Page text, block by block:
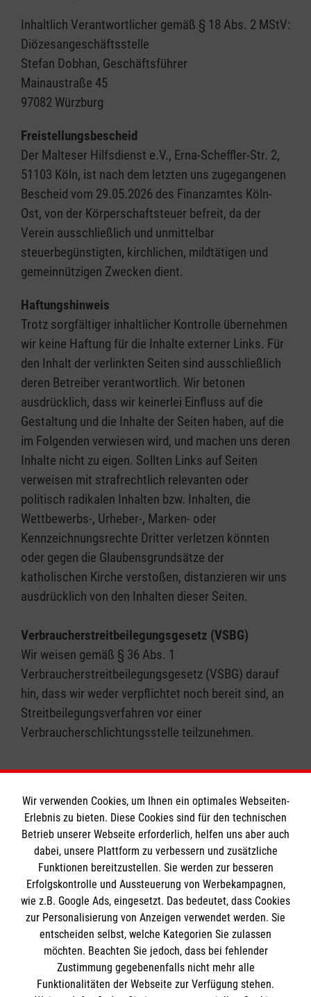
Inhaltlich Verantwortlicher gemäß § 18 Abs. 2 MStV:
Diözesangeschäftsstelle
Stefan Dobhan, Geschäftsführer
Mainaustraße 45
97082 Würzburg
Freistellungsbescheid
Der Malteser Hilfsdienst e.V., Erna-Scheffler-Str. 2,
51103 Köln, ist nach dem letzten uns zugegangenen
Bescheid vom 29.05.2026 des Finanzamtes Köln-
Ost, von der Körperschaftsteuer befreit, da der
Verein ausschließlich und unmittelbar
steuerbegünstigten, kirchlichen, mildtätigen und
gemeinnützigen Zwecken dient.
Haftungshinweis
Trotz sorgfältiger inhaltlicher Kontrolle übernehmen
wir keine Haftung für die Inhalte externer Links. Für
den Inhalt der verlinkten Seiten sind ausschließlich
deren Betreiber verantwortlich. Wir betonen
ausdrücklich, dass wir keinerlei Einfluss auf die
Gestaltung und die Inhalte der Seiten haben, auf die
im Folgenden verwiesen wird, und machen uns deren
Inhalte nicht zu eigen. Sollten Links auf Seiten
verweisen mit strafrechtlich relevanten oder
politisch radikalen Inhalten bzw. Inhalten, die
Wettbewerbs-, Urheber-, Marken- oder
Kennzeichnungsrechte Dritter verletzen könnten
oder gegen die Glaubensgrundsätze der
katholischen Kirche verstoßen, distanzieren wir uns
ausdrücklich von den Inhalten dieser Seiten.
Verbraucherstreitbeilegungsgesetz (VSBG)
Wir weisen gemäß § 36 Abs. 1
Verbraucherstreitbeilegungsgesetz (VSBG) darauf
hin, dass wir weder verpflichtet noch bereit sind, an
Streitbeilegungsverfahren vor einer
Verbraucherschlichtungsstelle teilzunehmen.
Informationen
Impressum
Datenschutz
Kontakt
Die Malteser
Malteser in Deutschland
Malteserorden
Spendenkonto
Wir verwenden Cookies, um Ihnen ein optimales Webseiten-
Erlebnis zu bieten. Diese Cookies sind für den technischen
Betrieb unserer Webseite erforderlich, helfen uns aber auch
dabei, unsere Plattform zu verbessern und zusätzliche
Funktionen bereitzustellen. Sie werden zur besseren
Erfolgskontrolle und Aussteuerung von Werbekampagnen,
wie z.B. Google Ads, eingesetzt. Das bedeutet, dass Cookies
zur Personalisierung von Anzeigen verwendet werden. Sie
entscheiden selbst, welche Kategorien Sie zulassen
möchten. Beachten Sie jedoch, dass bei fehlender
Zustimmung gegebenenfalls nicht mehr alle
Funktionalitäten der Webseite zur Verfügung stehen.